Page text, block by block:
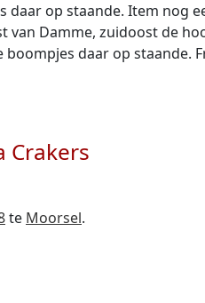
daar op staande. Item nog
Damme, zuidoost de
daar op staande.
Crakers
te Moorsel.